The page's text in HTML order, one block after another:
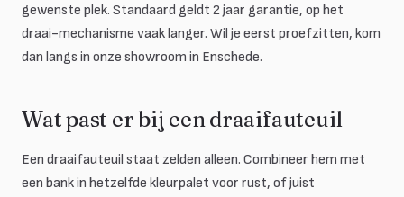
gewenste plek. Standaard geldt 2 jaar garantie, op het
draai-mechanisme vaak langer. Wil je eerst proefzitten, kom
dan langs in onze showroom in Enschede.
Wat past er bij een draaifauteuil
Een draaifauteuil staat zelden alleen. Combineer hem met
een bank in hetzelfde kleurpalet voor rust, of juist